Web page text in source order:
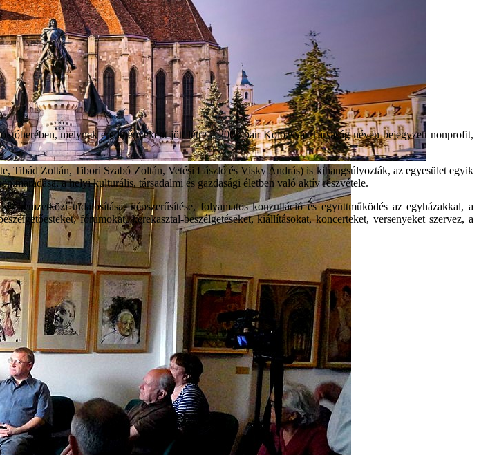
melynek eredményeként jött létre a 2003-ban Kolozsvár Társaság néven bejegyzett nonprofit,
Tibád Zoltán, Tibori Szabó Zoltán, Vetési László és Visky András) is kihangsúlyozták, az egyesület egyik
a helyi kulturális, társadalmi és gazdasági életben való aktív részvétele.
nemzetközi tudatosítása, népszerűsítése, folyamatos konzultáció és együttműködés az egyházakkal, a
fórumokat, kerekasztal-beszélgetéseket, kiállításokat, koncerteket, versenyeket szervez, a